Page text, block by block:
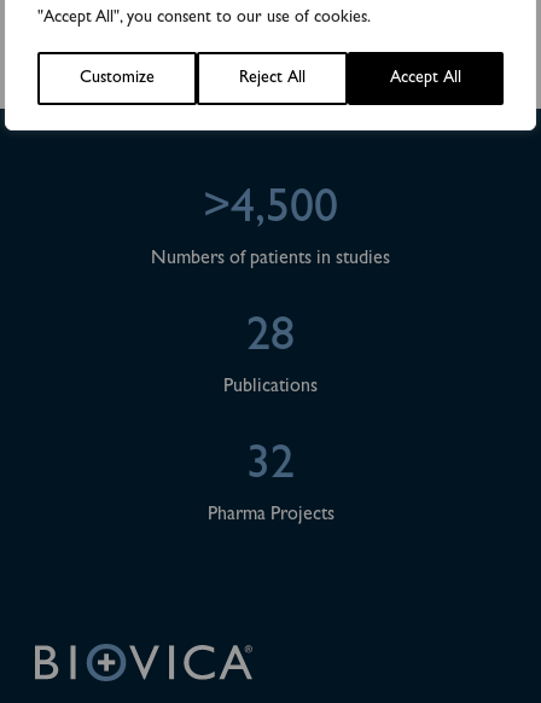
"Accept All", you consent to our use of cookies.
Customize Reject All Accept All
Valberedning för Biovica International AB inför årsstämman 2024
>4,500
Numbers of patients in studies
28
Publications
32
Pharma Projects